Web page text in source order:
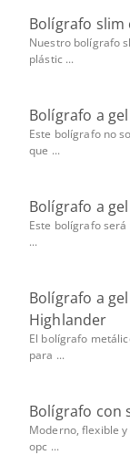
Bolígrafo slim
Nuestro bolígrafo
plástic ...
Bolígrafo a
Este bolígrafo no
que ...
Bolígrafo a
Este bolígrafo
...
Bolígrafo a
Highlander
El bolígrafo
para ...
Bolígrafo con
Moderno, ﬂexible
opc ...